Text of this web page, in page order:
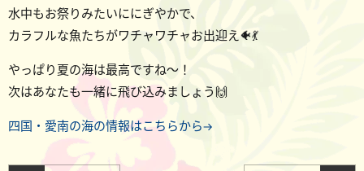
水中もお祭りみたいににぎやかで、
カラフルな魚たちがワチャワチャお出迎え🐠💃
やっぱり夏の海は最高ですね～！
次はあなたも一緒に飛び込みましょう🙌
四国・愛南の海の情報はこちらから→